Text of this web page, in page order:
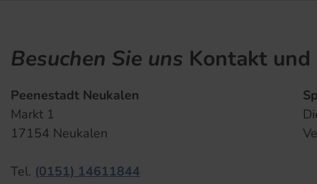
Besuchen Sie uns Kontakt
Peenestadt Neukalen
Markt 1
17154 Neukalen
Tel. (0151) 14611844